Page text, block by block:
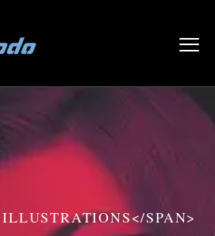
SPAN>